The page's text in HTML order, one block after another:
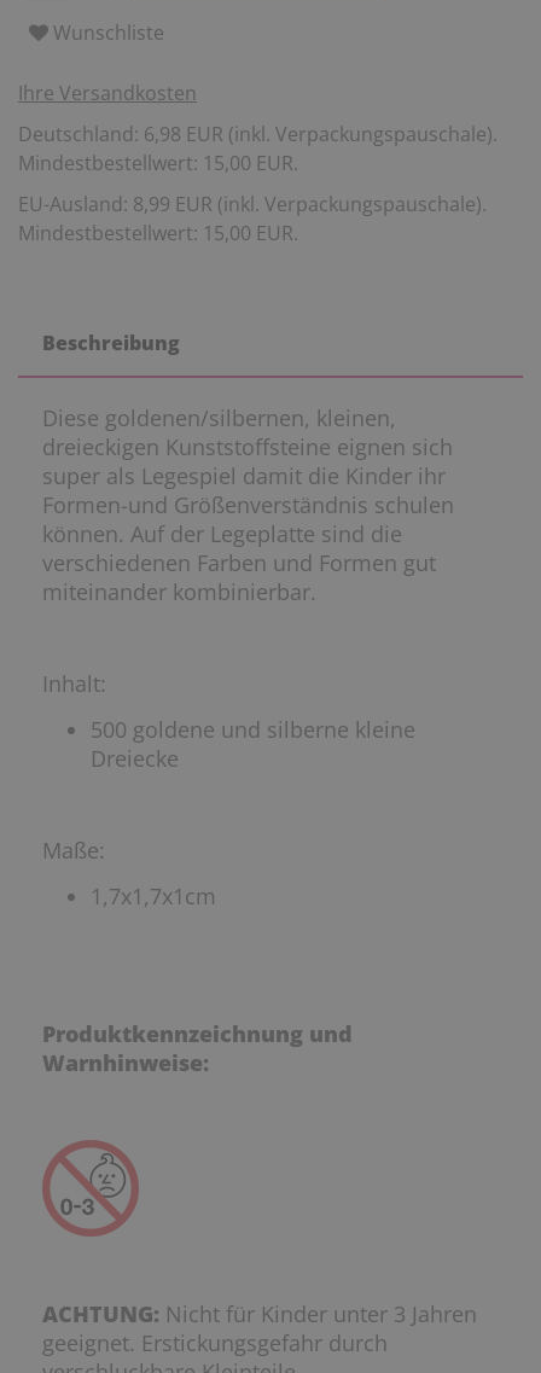
Wunschliste
Ihre Versandkosten
Deutschland: 6,98 EUR (inkl. Verpackungspauschale).
Mindestbestellwert: 15,00 EUR.
EU-Ausland: 8,99 EUR (inkl. Verpackungspauschale).
Mindestbestellwert: 15,00 EUR.
Beschreibung
Diese goldenen/silbernen, kleinen,
dreieckigen Kunststoffsteine eignen sich
super als Legespiel damit die Kinder ihr
Formen-und Größenverständnis schulen
können. Auf der Legeplatte sind die
verschiedenen Farben und Formen gut
miteinander kombinierbar.
Inhalt:
500 goldene und silberne kleine
Dreiecke
Maße:
1,7x1,7x1cm
Produktkennzeichnung und
Warnhinweise:
ACHTUNG: Nicht für Kinder unter 3 Jahren
geeignet. Erstickungsgefahr durch